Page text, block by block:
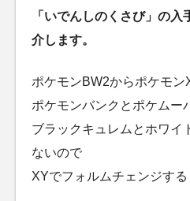
「いでんしのくさび」の
介します。
ポケモンBW2からポケモン
ポケモンバンクとポケムー
ブラックキュレムとホワイ
ないので
XYでフォルムチェンジする